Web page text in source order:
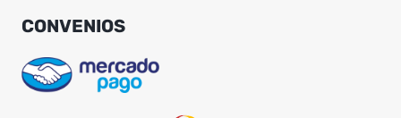
CONVENIOS